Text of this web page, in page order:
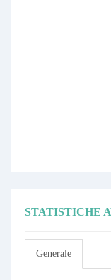
STATISTICHE
Generale